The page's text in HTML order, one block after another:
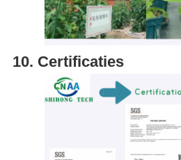
10. Certificaties